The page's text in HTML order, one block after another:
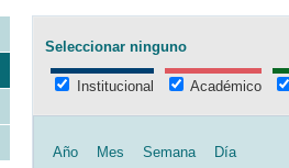
Seleccionar ninguno
Institucional Académico
Año Mes Semana Día